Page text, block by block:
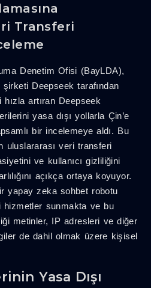
Transferi
Denetim Ofisi (BayLDA),
Deepseek tarafından
artıran Deepseek
yasa dışı yollarla Çin’e
bir incelemeye aldı. Bu
uluslararası veri transferi
ve kullanıcı gizliliğini
açıkça ortaya koyuyor.
yapay zeka sohbet robotu
hizmetler sunmakta ve bu
metinler, IP adresleri ve diğer
de dahil olmak üzere kişisel
Yasa Dışı